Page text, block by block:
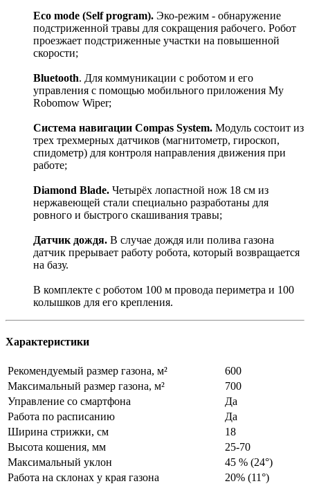
Eco mode (Self program). Эко-режим - обнаружение
подстриженной травы для сокращения рабочего. Робот
проезжает подстриженные участки на повышенной
скорости;
Bluetooth. Для коммуникации с роботом и его
управления с помощью мобильного приложения Му
Robomow Wiper;
Система навигации Compas System. Модуль состоит из
трех трехмерных датчиков (магнитометр, гироскоп,
спидометр) для контроля направления движения при
работе;
Diamond Blade. Четырёх лопастной нож 18 см из
нержавеющей стали специально разработаны для
ровного и быстрого скашивания травы;
Датчик дождя. В случае дождя или полива газона
датчик прерывает работу робота, который возвращается
на базу.
В комплекте с роботом 100 м провода периметра и 100
колышков для его крепления.
Характеристики
Рекомендуемый размер газона, м²
600
Максимальный размер газона, м²
700
Управление со смартфона
Да
Работа по расписанию
Да
Ширина стрижки, см
18
Высота кошения, мм
25-70
Максимальный уклон
45 % (24°)
Работа на склонах у края газона
20% (11°)